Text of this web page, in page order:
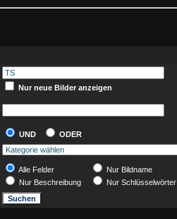
Nur neue Bilder anzeigen
UND
ODER
Alle Felder
Nur Bildname
Nur Beschreibung
Nur Schlüsselwörter